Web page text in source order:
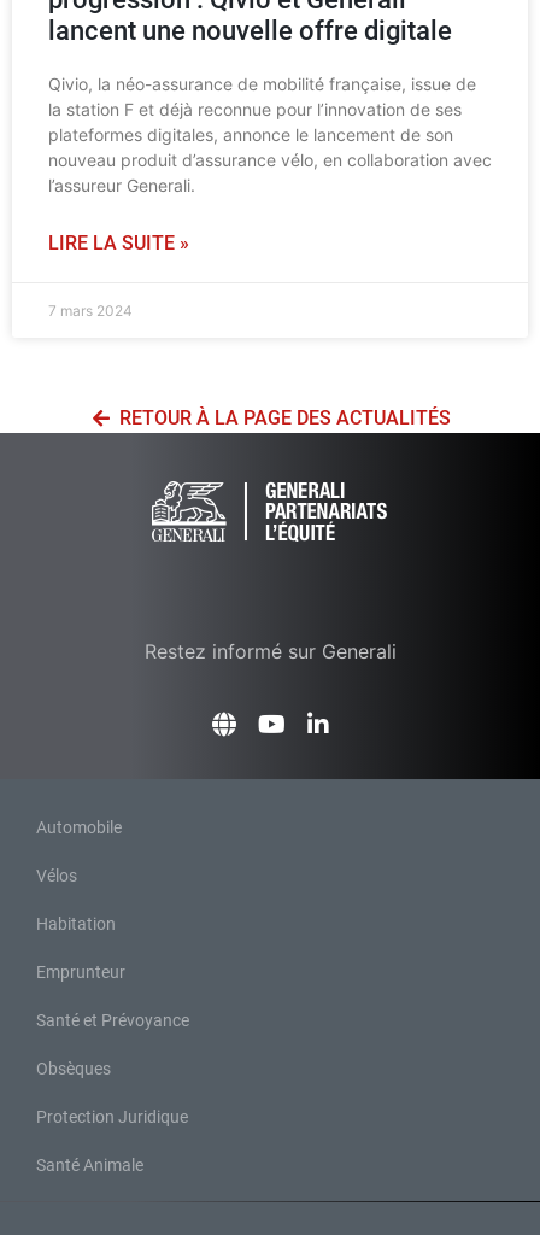
lancent une nouvelle offre digitale
Qivio, la néo-assurance de mobilité française, issue de
la station F et déjà reconnue pour l’innovation de ses
plateformes digitales, annonce le lancement de son
nouveau produit d’assurance vélo, en collaboration avec
l’assureur Generali.
LIRE LA SUITE »
7 mars 2024
RETOUR À LA PAGE DES ACTUALITÉS
Restez informé sur Generali
Automobile
Vélos
Habitation
Emprunteur
Santé et Prévoyance
Obsèques
Protection Juridique
Santé Animale